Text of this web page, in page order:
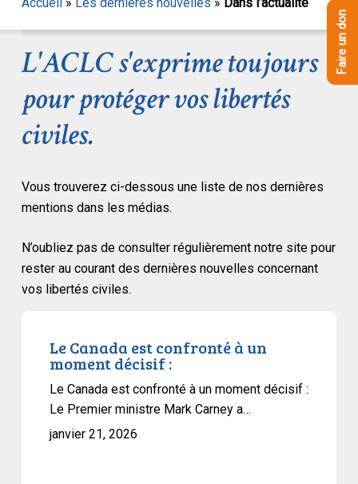
L'ACLC s'exprime toujours
pour protéger vos libertés
civiles.
Vous trouverez ci-dessous une liste de nos dernières
mentions dans les médias.
N’oubliez pas de consulter régulièrement notre site pour
rester au courant des dernières nouvelles concernant
vos libertés civiles.
Canada
confronté
moment
Le Canada est confronté à un
moment décisif :
Le Canada est confronté à un moment décisif :
Le Premier ministre Mark Carney a…
janvier 21, 2026
Faire un don